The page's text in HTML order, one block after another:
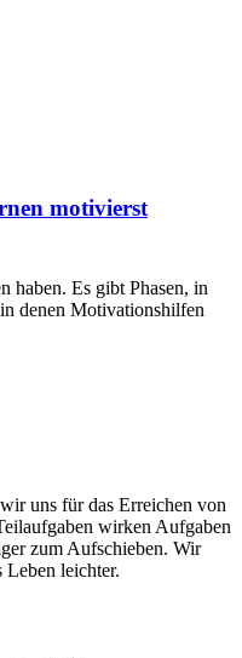
motivierst
haben. Es gibt Phasen, in
denen Motivationshilfen
uns für das Erreichen von
wirken Aufgaben
zum Aufschieben. Wir
Leben leichter.